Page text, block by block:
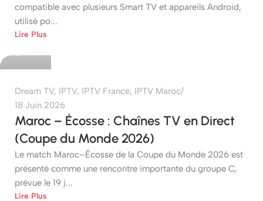
compatible avec plusieurs Smart TV et appareils Android,
utilisé po...
Lire Plus
etshop
Dream TV, IPTV, IPTV France, IPTV Maroc
18 Juin 2026
Maroc – Écosse : Chaînes TV en Direct
(Coupe du Monde 2026)
Le match Maroc–Écosse de la Coupe du Monde 2026 est
présenté comme une rencontre importante du groupe C,
prévue le 19 j...
Lire Plus
etshop